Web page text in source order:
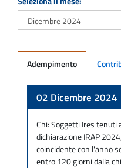
Adempimento
02 Dicembre 2024
Chi:Soggetti Ires tenuti
dichiarazione IRAP
coincidente con l'anno
entro 120 giorni dalla